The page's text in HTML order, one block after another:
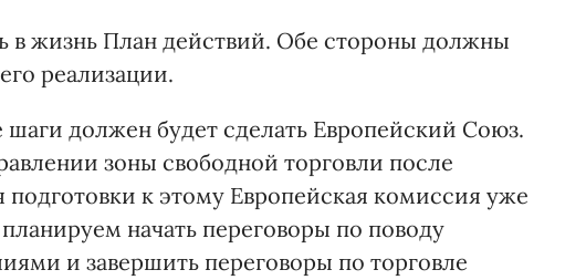
в жизнь План действий. Обе стороны должны
реализации.
должен будет сделать Европейский Союз.
зоны свободной торговли после
к этому Европейская комиссия уже
начать переговоры по поводу
и завершить переговоры по торговле